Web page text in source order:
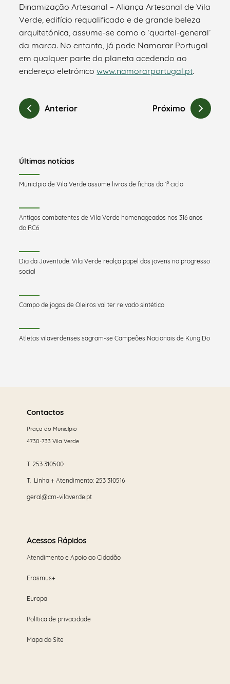
Dinamização Artesanal – Aliança Artesanal de Vila
Verde, edifício requalificado e de grande beleza
arquitetónica, assume-se como o ‘quartel-general’
da marca. No entanto, já pode Namorar Portugal
em qualquer parte do planeta acedendo ao
endereço eletrónicowww.namorarportugal.pt.
Anterior Próximo
Últimas notícias
Município de Vila Verde assume livros de fichas do 1º ciclo
Antigos combatentes de Vila Verde homenageados nos 316 anos
do RC6
Dia da Juventude: Vila Verde realça papel dos jovens no progresso
social
Campo de jogos de Oleiros vai ter relvado sintético
Atletas vilaverdenses sagram-se Campeões Nacionais de Kung Do
maisContactos
Praça do Município
4730-733 Vila Verde
T. 253 310500
T. Linha + Atendimento: 253 310516
geral@cm-vilaverde.pt
Acessos Rápidos
Atendimento e Apoio ao Cidadão
Erasmus+
Europa
Política de privacidade
Mapa do Site